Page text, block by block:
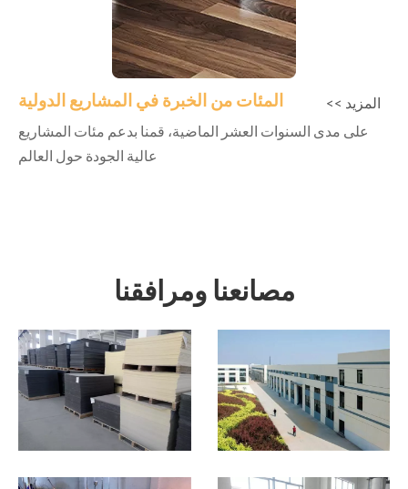
المئات من الخبرة في المشاريع الدولية
المزيد >>
على مدى السنوات العشر الماضية، قمنا بدعم مئات المشاريع
عالية الجودة حول العالم
مصانعنا ومرافقنا